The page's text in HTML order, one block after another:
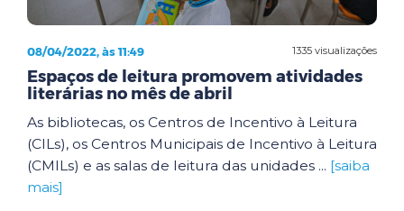
1335 visualizações
08/04/2022, às 11:49
Espaços de leitura promovem atividades
literárias no mês de abril
As bibliotecas, os Centros de Incentivo à Leitura
(CILs), os Centros Municipais de Incentivo à Leitura
(CMILs) e as salas de leitura das unidades ... [saiba
mais]